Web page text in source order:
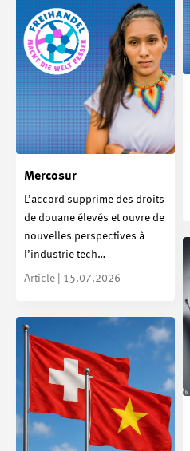
Mercosur
L’accord supprime des droits
de douane élevés et ouvre de
nouvelles perspectives à
l’industrie tech…
Article | 15.07.2026